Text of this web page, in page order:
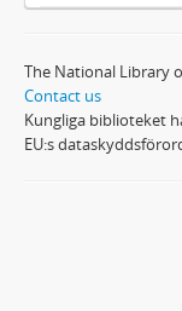
The National Library
Contact us
Kungliga biblioteket
EU:s